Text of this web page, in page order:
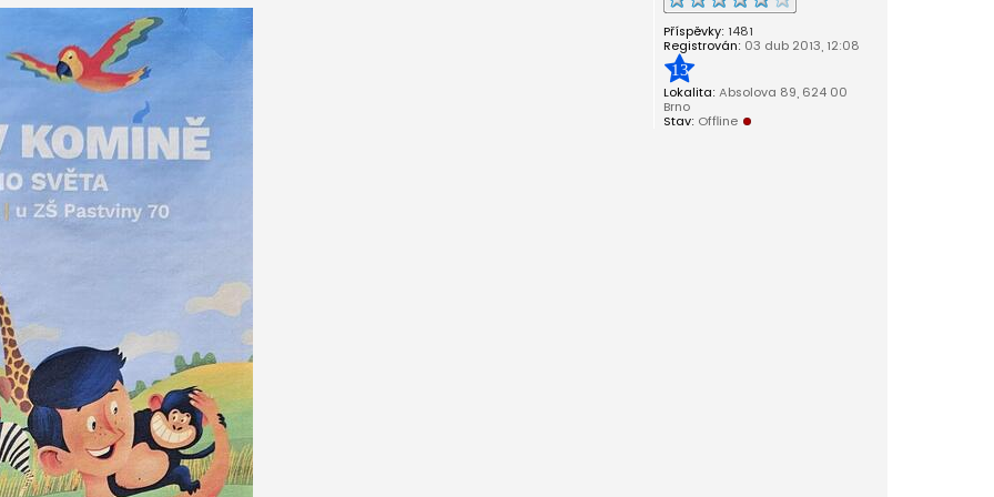
Příspěvky: 1481
Registrován: 03 dub 2013, 12:08
13
Lokalita: Absolova 89, 624 00
Brno
Stav: Offline